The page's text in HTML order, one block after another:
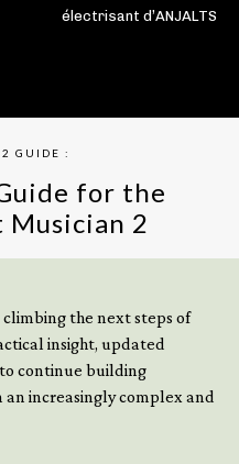
électrisant d’ANJALTS
GUIDE :
for the
2
the next steps of
insight, updated
continue building
increasingly complex and